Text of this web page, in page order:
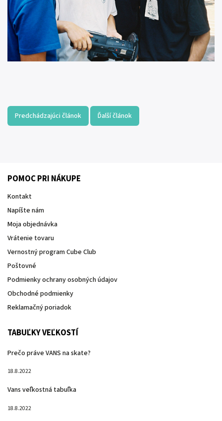
Predchádzajúci článok Ďalší článok
POMOC PRI NÁKUPE
Kontakt
Napíšte nám
Moja objednávka
Vrátenie tovaru
Vernostný program Cube Club
Poštovné
Podmienky ochrany osobných údajov
Obchodné podmienky
Reklamačný poriadok
TABUĽKY VEĽKOSTÍ
Prečo práve VANS na skate?
18.8.2022
Vans veľkostná tabuľka
18.8.2022